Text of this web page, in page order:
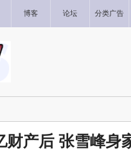
博客 论坛 分类广告
财产后 张雪峰身